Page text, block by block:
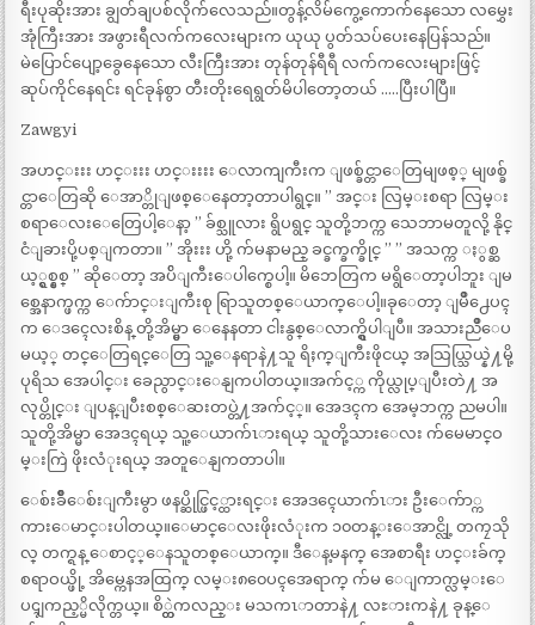
ရီးပုဆိုးအား ချွတ်ချပစ်လိုက်လေသည်။တွန့်လိမ်ကွေ့ကောက်နေသော လမွှေး
အုံကြီးအား အဖွားရီလက်ကလေးများက ယုယု ပွတ်သပ်ပေးနေပြန်သည်။
မဲပြောင်ပျော့ခွေနေသော လီးကြီးအား တုန်တုန်ရီရီ လက်ကလေးများဖြင့်
ဆုပ်ကိုင်နေရင်း ရင်ခုန်စွာ တီးတိုးရေရွတ်မိပါတော့တယ် …..ပြီးပါပြီ။
Zawgyi
အဟင္းးး ဟင္းးး ဟင္းးးး ေလာကျကီးက ျဖစ္ခ်င္တာေတြမျဖစ့္ မျဖစ္ခ်
င္တာေတြဆို ေအာ္တိုျဖစ္ေနေတာ့တာပါရွင္။ ” အင္း လြမ္းစရာ လြမ္း
စရာေလးေတြေပါ့ေနာ့ ” ခ်စ္သူလား ရွိပရွင္ သူတို့ဘက္က သေဘာမတူလို့ နိုင္
ငံျခားပို့ပစ္ျကတာ။ ” အိုးးး ဟို့ က်မနာမည္ ခင္ခက္ခက္ခိုင္ ” ” အသက္က ႏွစ္ဆ
ယ့္ရွစ္နွစ္ ” ဆိုေတာ့ အပ်ိျကီးေပါက္စေပါ့။ မိဘေတြက မရွိေတာ့ပါဘူး ျမ
စ္အေနာက္ဖက္က ေက်ာင္းျကီးစု ရြာသူတစ္ေယာက္ေပါ့။ခုေတာ့ ျမိဳ႕ေပၚ
က ေဒၚေလးစိန္ တို့အိမ္မွာ ေနေနတာ ငါးနွစ္ေလာက္ရွိပါျပီ။ အသားညိဳေပ
မယ့္ တင္ေတြရင္ေတြ သူ့ေနရာနဲ႔သူ ရိႈက္ျကီးဖိုငယ္ အသြယ္သြယ္နဲ႔မို့
ပုရိသ အေပါင္း ခေညွာင္းေနျကပါတယ္။အက်င့္က ကိုယ္လုပ္ျပီးတဲ႔ အ
လုပ္တိုင္း ျပန္ျပီးစစ္ေဆးတပ္တဲ႔အက်င့္။ အေဒၚက အေမ့ဘက္က ညမပါ။
သူတို့အိမ္မာ အေဒၚရယ္ သူ့ေယာက်ၤားရယ္ သူတို့သားေလး က်မေမာင္ဝ
မ္းကြဲ ဖိုးလံုးရယ္ အတူေနျကတာပါ။
ေစ်းခ်ိဳေစ်းျကီးမွာ ဖနပ္ဆိုင္ဖြင့္ထားရင္း အေဒၚေယာက်ၤား ဦးေက်ာ္က
ကားေမာင္းပါတယ္။ေမာင္ေလးဖိုးလံုးက ၁၀တန္းေအာင္လို့ တကၠသို
လ္ တက္ရန္ ေစာင့္ေနသူတစ္ေယာက္။ ဒီေန့မနက္ အေစာရီး ဟင္းခ်က္
စရာဝယ္ဖို့ အိမ္ကေနအထြက္ လမ္း၈၀ေပၚအေရာက္ က်မ ေျကာက္လမ္းေ
ပၚျကည့္မိလိုက္တယ္။ စိ္တ္ထဲကလည္း မသကၤာတာနဲ႔ လႊားကနဲ႔ ခုန္ေ